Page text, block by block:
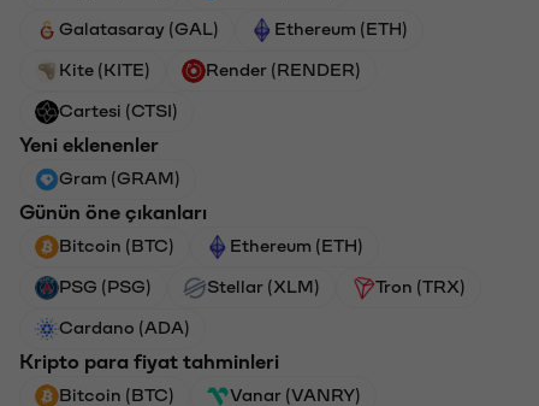
Galatasaray (GAL) Ethereum (ETH)
Kite (KITE) Render (RENDER)
Cartesi (CTSI)
Yeni eklenenler
Gram (GRAM)
Günün öne çıkanları
Bitcoin (BTC) Ethereum (ETH)
PSG (PSG) Stellar (XLM) Tron (TRX)
Cardano (ADA)
Kripto para fiyat tahminleri
Bitcoin (BTC) Vanar (VANRY)